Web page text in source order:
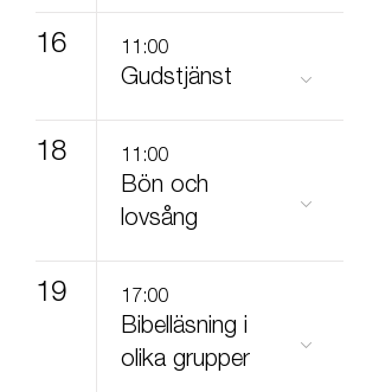
16 11:00
Gudstjänst
18 11:00
Bön och
lovsång
19 17:00
Bibelläsning i
olika grupper